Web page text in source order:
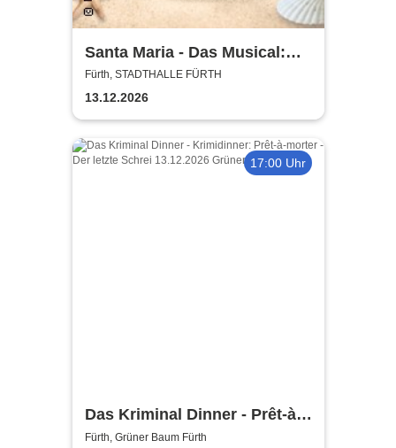
Santa Maria - Das Musical:
Insel wie aus Träumen
geboren
Fürth, STADTHALLE FÜRTH
13.12.2026
17:00 Uhr
Das Kriminal Dinner - Prêt-à-
morter - Der letzte Schrei
Fürth, Grüner Baum Fürth